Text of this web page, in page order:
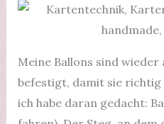
Meine Ballons sind
befestigt, damit sie
ich habe daran gedacht: